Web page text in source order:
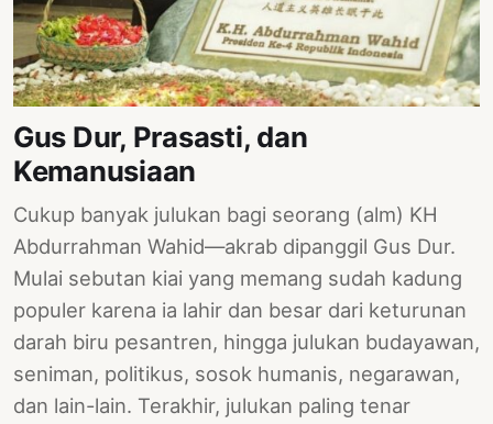
Gus Dur, Prasasti, dan
Kemanusiaan
Cukup banyak julukan bagi seorang (alm) KH
Abdurrahman Wahid—akrab dipanggil Gus Dur.
Mulai sebutan kiai yang memang sudah kadung
populer karena ia lahir dan besar dari keturunan
darah biru pesantren, hingga julukan budayawan,
seniman, politikus, sosok humanis, negarawan,
dan lain-lain. Terakhir, julukan paling tenar